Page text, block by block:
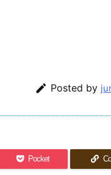
 Posted by
Pocket